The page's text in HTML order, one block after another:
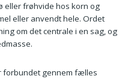
eller frøhvide hos korn og
eller anvendt hele. Ordet
om det centrale i en sag, og
forbundet gennem fælles